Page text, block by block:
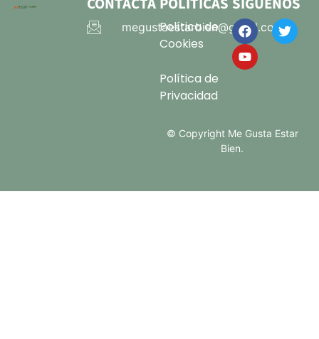
megustaestarbien@gmail.com
Política de
Cookies
Política de
Privacidad
© Copyright Me Gusta Estar
Bien.